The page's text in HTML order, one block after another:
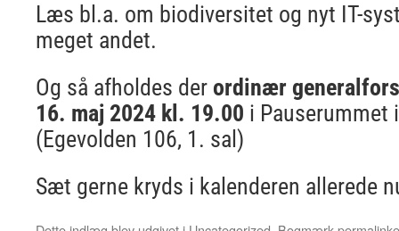
Læs bl.a. om biodiversitet og nyt IT-
meget andet.
Og så afholdes der ordinær
16. maj 2024 kl. 19.00 i Pauserummet
(Egevolden 106, 1. sal)
Sæt gerne kryds i kalenderen allerede